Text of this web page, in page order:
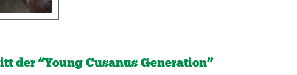
der “Young Cusanus Generation”